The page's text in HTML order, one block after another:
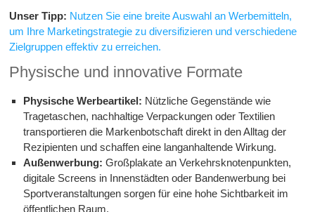
Unser Tipp: Nutzen Sie eine breite Auswahl an Werbemitteln,
um Ihre Marketingstrategie zu diversifizieren und verschiedene
Zielgruppen effektiv zu erreichen.
Physische und innovative Formate
Physische Werbeartikel: Nützliche Gegenstände wie
Tragetaschen, nachhaltige Verpackungen oder Textilien
transportieren die Markenbotschaft direkt in den Alltag der
Rezipienten und schaffen eine langanhaltende Wirkung.
Außenwerbung: Großplakate an Verkehrsknotenpunkten,
digitale Screens in Innenstädten oder Bandenwerbung bei
Sportveranstaltungen sorgen für eine hohe Sichtbarkeit im
öffentlichen Raum.